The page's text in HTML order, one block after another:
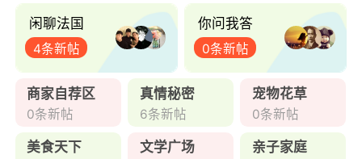
闲聊法国
4条新帖
你问我答
0条新帖
商家自荐区
0条新帖
真情秘密
6条新帖
宠物花草
0条新帖
美食天下 文学广场 亲子家庭